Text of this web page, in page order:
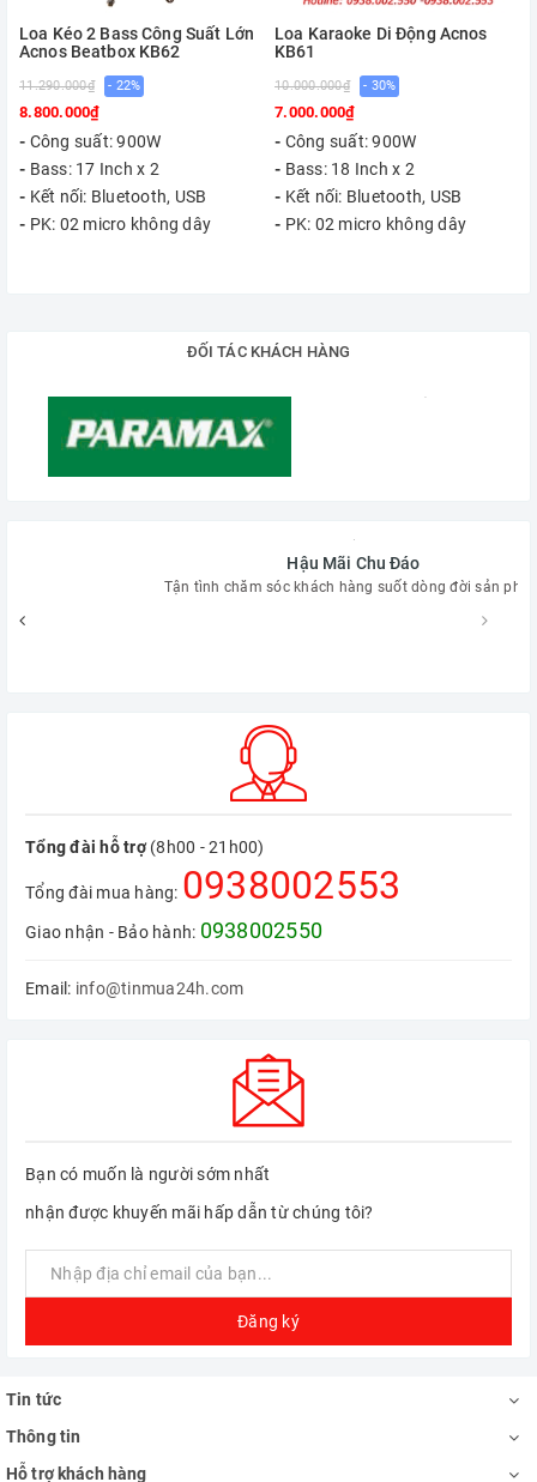
Loa Kéo 2 Bass Công Suất Lớn
Acnos Beatbox KB62
11.290.000₫ - 22%
8.800.000₫
- Công suất: 900W
- Bass: 17 Inch x 2
- Kết nối: Bluetooth, USB
- PK: 02 micro không dây
Loa Karaoke Di Động Acnos
KB61
10.000.000₫ - 30%
7.000.000₫
- Công suất: 900W
- Bass: 18 Inch x 2
- Kết nối: Bluetooth, USB
- PK: 02 micro không dây
ĐỐI TÁC KHÁCH HÀNG
Hậu Mãi Chu Đáo
Tận tình chăm sóc khách hàng suốt dòng đời sản phẩm
Tổng đài hỗ trợ(8h00 - 21h00)
Tổng đài mua hàng: 0938002553
Giao nhận - Bảo hành: 0938002550
Email: info@tinmua24h.com
Bạn có muốn là người sớm nhất
nhận được khuyến mãi hấp dẫn từ chúng tôi?
Đăng ký
Tin tức
Thông tin
Hỗ trợ khách hàng